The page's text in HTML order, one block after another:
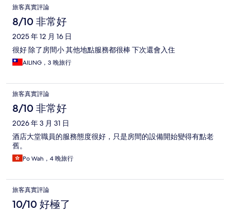
旅客真實評論
8/10 非常好
2025 年 12 月 16 日
很好 除了房間小 其他地點服務都很棒 下次還會入住
AILING，3 晚旅行
旅客真實評論
8/10 非常好
2026 年 3 月 31 日
酒店大堂職員的服務態度很好，只是房間的設備開始變得有點老
舊。
Po Wah，4 晚旅行
旅客真實評論
10/10 好極了